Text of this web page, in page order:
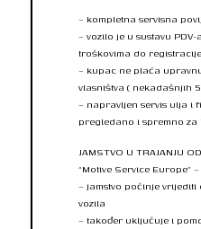
– kompletna servisna
– vozilo je u sustavu
troškovima do registracije
– kupac ne plaća
vlasništva ( nekadašnjih
– napravljen servis ulja i
pregledano i spremno za
JAMSTVO U TRAJANJU
“Motive Service Europe”
– jamstvo počinje
vozila
– također uključuje i